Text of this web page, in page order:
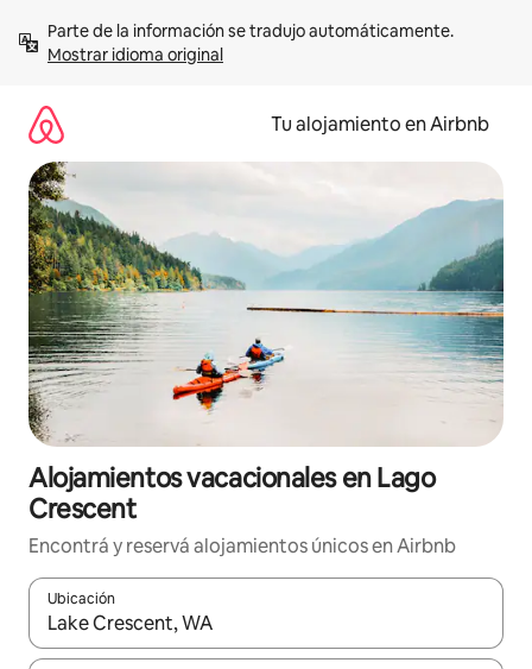
contenidoMostrar idioma original
Tu alojamiento en Airbnb
Alojamientos vacacionales en Lago
Crescent
Encontrá y reservá alojamientos únicos en Airbnb
Ubicación
Cuando los resultados estén disponibles, navegá con las